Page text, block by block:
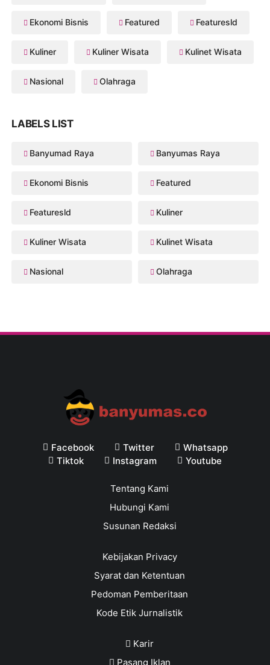
Ekonomi Bisnis Featured Featuresld
Kuliner Kuliner Wisata Kulinet Wisata
Nasional Olahraga
LABELS LIST
Banyumad Raya Banyumas Raya
Ekonomi Bisnis Featured
Featuresld Kuliner
Kuliner Wisata Kulinet Wisata
Nasional Olahraga
Facebook Twitter
Whatsapp
Tiktok
Instagram Youtube
Tentang Kami
Hubungi Kami
Susunan Redaksi
Kebijakan Privacy
Syarat dan Ketentuan
Pedoman Pemberitaan
Kode Etik Jurnalistik
Karir
Pasang Iklan